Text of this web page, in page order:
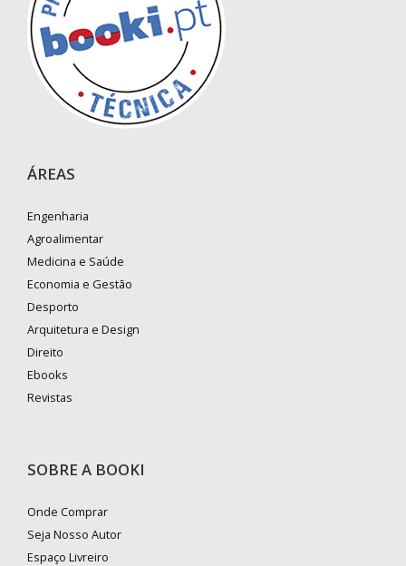
ÁREAS
Engenharia
Agroalimentar
Medicina e Saúde
Economia e Gestão
Desporto
Arquitetura e Design
Direito
Ebooks
Revistas
SOBRE A BOOKI
Onde Comprar
Seja Nosso Autor
Espaço Livreiro